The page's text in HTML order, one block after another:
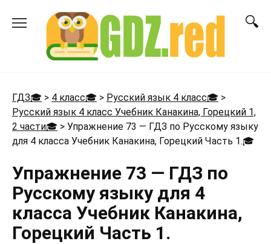
ГДЗ🎓 > 4 класс🎓 > Русский язык 4 класс🎓 >
Русский язык 4 класс Учебник Канакина, Горецкий 1,
2 части🎓 > Упражнение 73 — ГДЗ по Русскому языку
для 4 класса Учебник Канакина, Горецкий Часть 1.🎓
Упражнение 73 — ГДЗ по
Русскому языку для 4
класса Учебник Канакина,
Горецкий Часть 1.